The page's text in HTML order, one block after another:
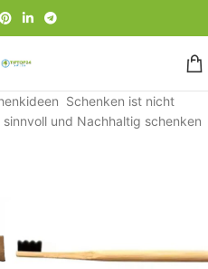
Schenken ist nicht
und Nachhaltig schenken